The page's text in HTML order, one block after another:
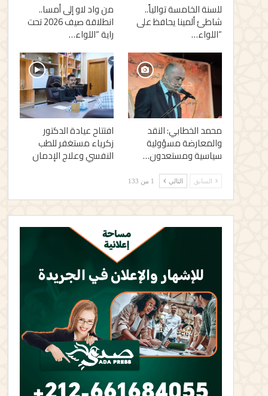
للسنة الخامسة توالياً..
شاطئ ألمينا يحافظ على
“اللواء…
من واد لاو إلى أمسا..
انطلاقة صيف 2026 تحت
راية “اللواء…
محمد الخطابي: النقد
والمعارضة مسؤولية
سياسية ومستعدون…
افتتاح عيادة الدكتور
زكرياء مستغفر للطب
النفسي وعلاج الإدمان
السابق التالي 1 من 133